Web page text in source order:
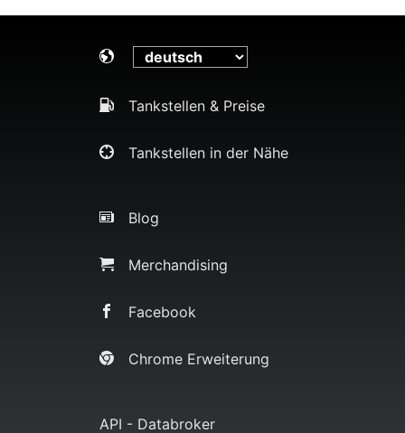
Tankstellen & Preise
Tankstellen in der Nähe
Blog
Merchandising
Facebook
Chrome Erweiterung
API - Databroker